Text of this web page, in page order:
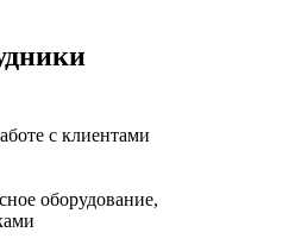
с клиентами
оборудование,